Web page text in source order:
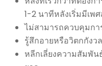
1-2 นาทีหลังเริ่มมีเพ
ไม่สามารถควบคุมกา
รู้สึกอายหรือวิตกกังว
หลีกเลี่ยงความสัมพัน